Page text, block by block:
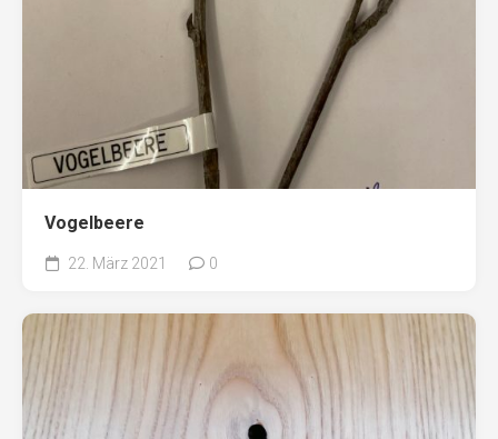
Vogelbeere
22. März 2021 0